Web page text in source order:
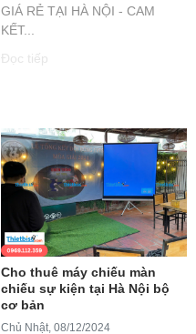
GIÁ RẺ TẠI HÀ NỘI - CAM
KẾT...
Đọc tiếp
Cho thuê máy chiếu màn
chiếu sự kiện tại Hà Nội bộ
cơ bản
Chủ Nhật, 08/12/2024